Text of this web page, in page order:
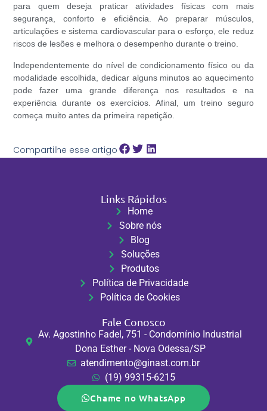
para quem deseja praticar atividades físicas com mais
segurança, conforto e eficiência. Ao preparar músculos,
articulações e sistema cardiovascular para o esforço, ele reduz
riscos de lesões e melhora o desempenho durante o treino.
Independentemente do nível de condicionamento físico ou da
modalidade escolhida, dedicar alguns minutos ao aquecimento
pode fazer uma grande diferença nos resultados e na
experiência durante os exercícios. Afinal, um treino seguro
começa muito antes da primeira repetição.
Compartilhe esse artigo
Links Rápidos
Home
Sobre nós
Blog
Soluções
Produtos
Política de Privacidade
Política de Cookies
Fale Conosco
Av. Agostinho Fadel, 751 - Condomínio Industrial
Dona Esther - Nova Odessa/SP
atendimento@ginast.com.br
(19) 99315-6215
Chame no WhatsApp